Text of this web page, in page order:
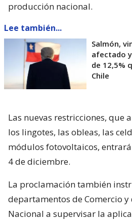
producción nacional.
Lee también...
Salmón,
afectado
de 12,5%
Chile
Las nuevas restricciones, que
los lingotes, las obleas, las
módulos fotovoltaicos,
4 de diciembre.
La proclamación también
departamentos de Comercio y
Nacional a supervisar la